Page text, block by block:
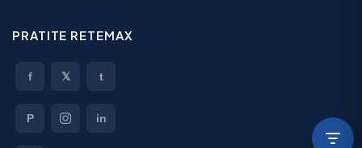
PRATITE RETEMAX
f 𝕏 t
P in